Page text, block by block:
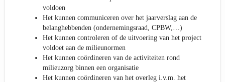
voldoen
Het kunnen communiceren over het jaarverslag aan de
belanghebbenden (ondernemingsraad, CPBW,…)
Het kunnen controleren of de uitvoering van het project
voldoet aan de milieunormen
Het kunnen coördineren van de activiteiten rond
milieuzorg binnen een organisatie
Het kunnen coördineren van het overleg i.v.m. het